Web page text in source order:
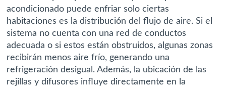
acondicionado puede enfriar solo ciertas
habitaciones es la distribución del flujo de aire. Si el
sistema no cuenta con una red de conductos
adecuada o si estos están obstruidos, algunas zonas
recibirán menos aire frío, generando una
refrigeración desigual. Además, la ubicación de las
rejillas y difusores influye directamente en la